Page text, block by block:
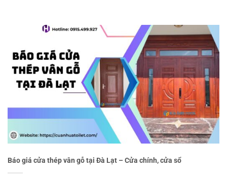
Báo giá cửa thép vân gỗ tại Đà Lạt – Cửa chính, cửa sổ